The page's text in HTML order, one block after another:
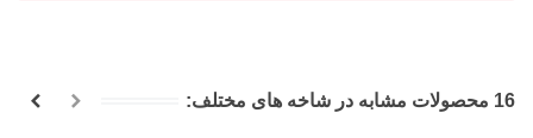
16 محصولات مشابه در شاخه های مختلف: